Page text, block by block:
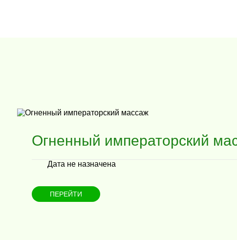
Огненный императорский
Дата не назначена
ПЕРЕЙТИ